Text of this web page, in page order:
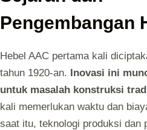
Pengembangan
Hebel AAC pertama kali
tahun 1920-an. Inovasi ini
untuk masalah konstruksi
kali memerlukan waktu dan
saat itu, teknologi produksi dan